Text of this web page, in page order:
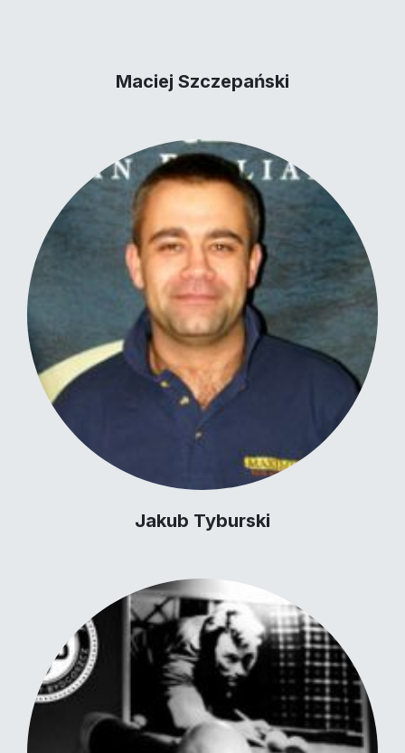
Maciej Szczepański
Jakub Tyburski